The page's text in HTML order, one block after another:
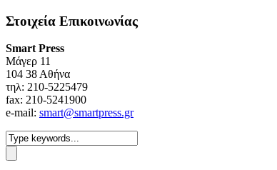
Στοιχεία Επικοινωνίας
Smart Press
Mάγερ 11
104 38 Αθήνα
τηλ: 210-5225479
fax: 210-5241900
e-mail: smart@smartpress.gr